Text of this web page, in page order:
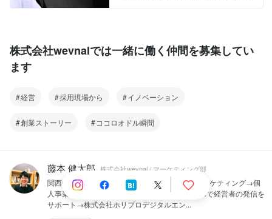
た。 ...
株式会社wevnalでは一緒に働く仲間を募集してい
ます
経営 採用現場から イノベーション
創業ストーリー ココロオドル瞬間
藤本 健太郎 株式会社wevnal / マーケティング部
関西学院大学→株式会社wevnalで採用広報やマーケティング→個
人事業主のライター・編集者→株式会社WORDSで経営者の発信を
サポート→株式会社ホリプロデジタルエン...